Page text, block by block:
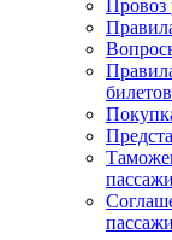
Провоз
билетов